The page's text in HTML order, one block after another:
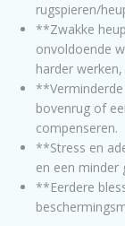
rugspieren/
**Zwakke
onvoldoende
harder
bovenrug of
compenseren.
**Stress en
en een minder
**Eerdere